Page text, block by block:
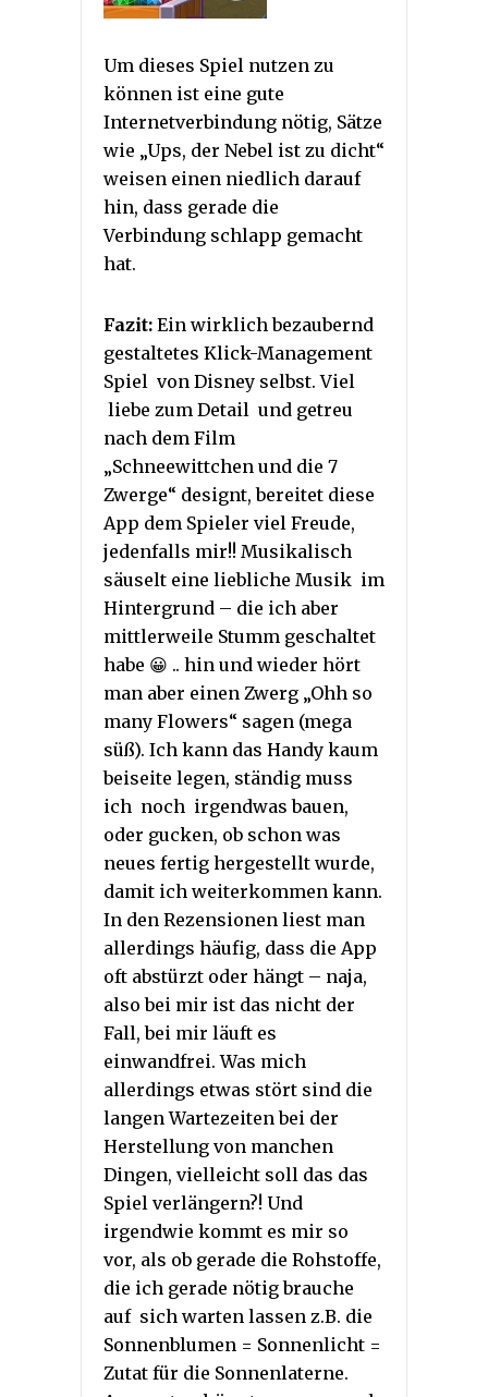
Um dieses Spiel nutzen zu
können ist eine gute
Internetverbindung nötig, Sätze
wie „Ups, der Nebel ist zu dicht“
weisen einen niedlich darauf
hin, dass gerade die
Verbindung schlapp gemacht
hat.
Fazit: Ein wirklich bezaubernd
gestaltetes Klick-Management
Spiel von Disney selbst. Viel
liebe zum Detail und getreu
nach dem Film
„Schneewittchen und die 7
Zwerge“ designt, bereitet diese
App dem Spieler viel Freude,
jedenfalls mir!! Musikalisch
säuselt eine liebliche Musik im
Hintergrund – die ich aber
mittlerweile Stumm geschaltet
habe 😀 .. hin und wieder hört
man aber einen Zwerg „Ohh so
many Flowers“ sagen (mega
süß). Ich kann das Handy kaum
beiseite legen, ständig muss
ich noch irgendwas bauen,
oder gucken, ob schon was
neues fertig hergestellt wurde,
damit ich weiterkommen kann.
In den Rezensionen liest man
allerdings häufig, dass die App
oft abstürzt oder hängt – naja,
also bei mir ist das nicht der
Fall, bei mir läuft es
einwandfrei. Was mich
allerdings etwas stört sind die
langen Wartezeiten bei der
Herstellung von manchen
Dingen, vielleicht soll das das
Spiel verlängern?! Und
irgendwie kommt es mir so
vor, als ob gerade die Rohstoffe,
die ich gerade nötig brauche
auf sich warten lassen z.B. die
Sonnenblumen = Sonnenlicht =
Zutat für die Sonnenlaterne.